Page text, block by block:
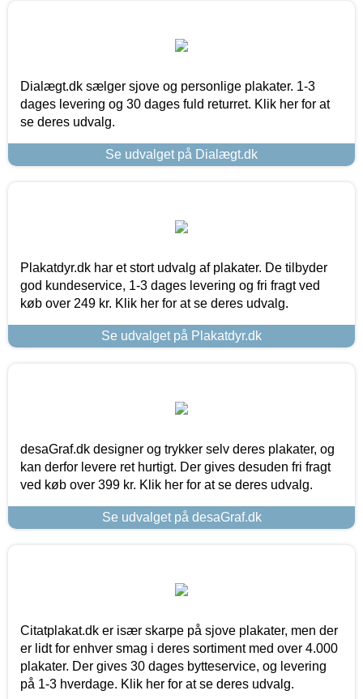
Dialægt.dk sælger sjove og personlige plakater. 1-3
dages levering og 30 dages fuld returret. Klik her for at
se deres udvalg.
Se udvalget på Dialægt.dk
Plakatdyr.dk har et stort udvalg af plakater. De tilbyder
god kundeservice, 1-3 dages levering og fri fragt ved
køb over 249 kr. Klik her for at se deres udvalg.
Se udvalget på Plakatdyr.dk
desaGraf.dk designer og trykker selv deres plakater, og
kan derfor levere ret hurtigt. Der gives desuden fri fragt
ved køb over 399 kr. Klik her for at se deres udvalg.
Se udvalget på desaGraf.dk
Citatplakat.dk er især skarpe på sjove plakater, men der
er lidt for enhver smag i deres sortiment med over 4.000
plakater. Der gives 30 dages bytteservice, og levering
på 1-3 hverdage. Klik her for at se deres udvalg.